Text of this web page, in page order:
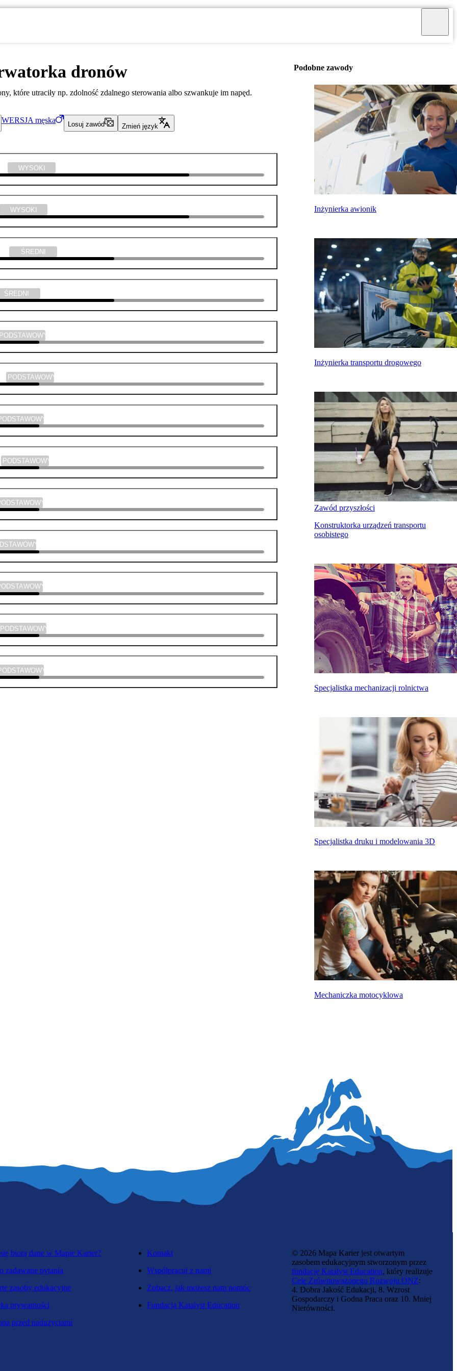
dronów
które utraciły np. zdolność zdalnego sterowania albo szwankuje im napęd.
WERSJA męska
Losuj zawód Zmień język
WYSOKI
WYSOKI
ŚREDNI
ŚREDNI
PODSTAWOWY
PODSTAWOWY
PODSTAWOWY
PODSTAWOWY
PODSTAWOWY
PODSTAWOWY
PODSTAWOWY
PODSTAWOWY
Podobne zawody
Inżynierka awionik
Inżynierka transportu drogowego
Zawód przyszłości
Konstruktorka urządzeń transportu
osobistego
Specjalistka mechanizacji rolnictwa
Specjalistka druku i modelowania 3D
Mechaniczka motocyklowa
biorą dane w Mapie Karier?
zadawane pytania
zasoby edukacyjne
prywatności
przed nadużyciami
Kontakt
Współpracuj z nami
Zobacz, jak możesz nam pomóc
Fundacja Katalyst Education
© 2026 Mapa Karier jest otwartym
zasobem edukacyjnym stworzonym przez
fundację Katalyst Education, który realizuje
Cele Zrównoważonego Rozwoju ONZ:
4. Dobra Jakość Edukacji, 8. Wzrost
Gospodarczy i Godna Praca oraz 10. Mniej
Nierówności.